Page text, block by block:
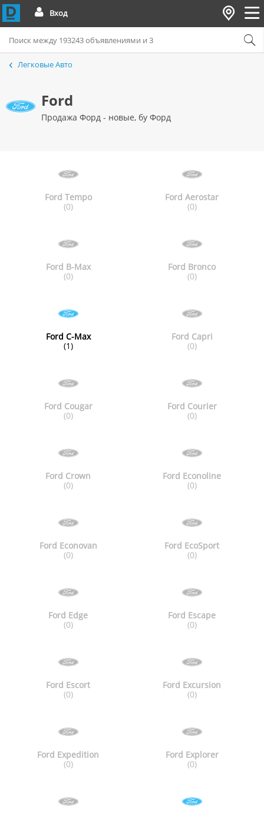
Вход
Легковые Авто
Ford
Продажа Форд - новые, бу Форд
Ford Tempo
(0)
Ford Aerostar
(0)
Ford B-Max
(0)
Ford Bronco
(0)
Ford C-Max
(1)
Ford Capri
(0)
Ford Cougar
(0)
Ford Courier
(0)
Ford Crown
(0)
Ford Econoline
(0)
Ford Econovan
(0)
Ford EcoSport
(0)
Ford Edge
(0)
Ford Escape
(0)
Ford Escort
(0)
Ford Excursion
(0)
Ford Expedition
(0)
Ford Explorer
(0)